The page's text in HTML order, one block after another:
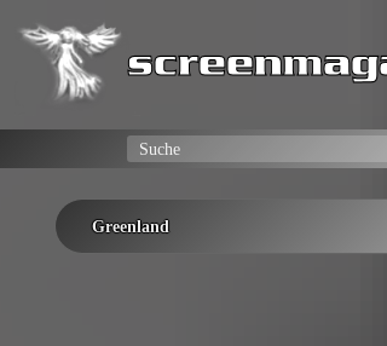
Greenland